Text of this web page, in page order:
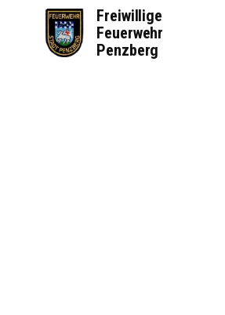
Freiwillige
Feuerwehr
Penzberg